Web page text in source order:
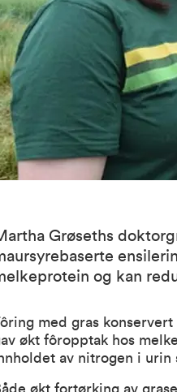
Grøseths
og kan
med gras
økt fôropptak hos
av nitrogen i urin
økt fortørking av